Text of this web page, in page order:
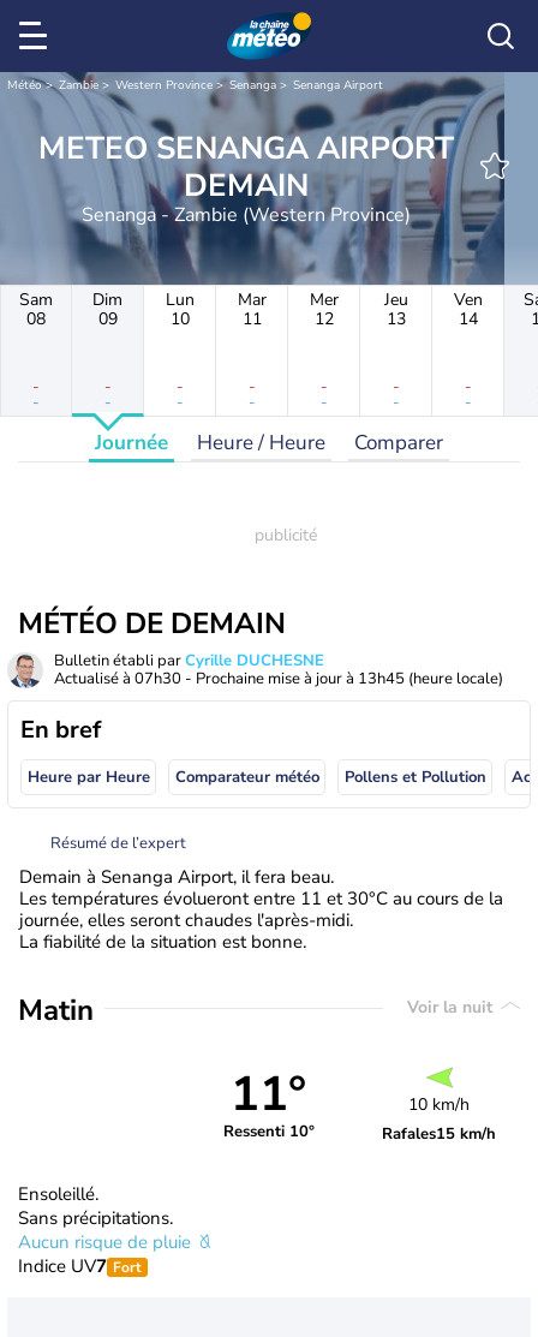
Météo Zambie Western Province Senanga Senanga Airport
METEO SENANGA AIRPORT
DEMAIN
Senanga - Zambie (Western Province)
Sam
08
-
-
Dim
09
-
-
Lun
10
-
-
Mar
11
-
-
Mer
12
-
-
Jeu
13
-
-
Ven
14
-
-
Journée Heure / Heure Comparer
MÉTÉO DE DEMAIN
Bulletin établi parCyrille DUCHESNE
Actualisé à 07h30 - Prochaine mise à jour à 13h45 (heure locale)
En bref
Heure par Heure Comparateur météo Pollens et Pollution
Résumé de l’expert
Demain à Senanga Airport, il fera beau.
Les températures évolueront entre 11 et 30°C au cours de la
journée, elles seront chaudes l'après-midi.
La fiabilité de la situation est bonne.
Matin Voir la nuit
11°
Ressenti 10°
10 km/h
Rafales15 km/h
Ensoleillé.
Sans précipitations.
Aucun risque de pluie
Indice UV7 Fort